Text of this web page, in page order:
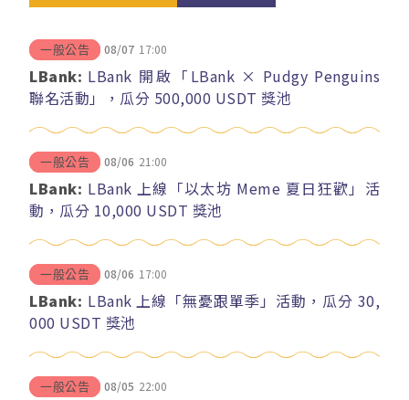
一般公告 08/07 17:00
LBank: LBank 開啟「LBank × Pudgy Penguins
聯名活動」，瓜分 500,000 USDT 獎池
一般公告 08/06 21:00
LBank: LBank 上線「以太坊 Meme 夏日狂歡」活
動，瓜分 10,000 USDT 獎池
一般公告 08/06 17:00
LBank: LBank 上線「無憂跟單季」活動，瓜分 30,
000 USDT 獎池
一般公告 08/05 22:00